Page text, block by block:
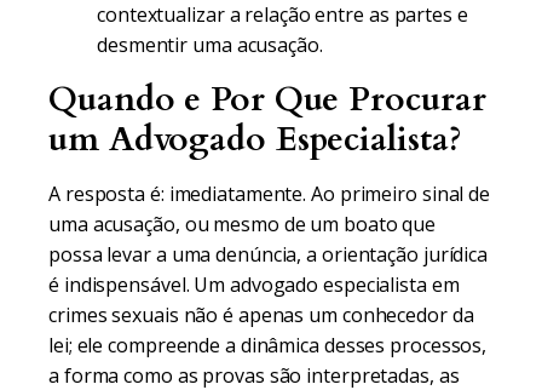
contextualizar a relação entre as partes e
desmentir uma acusação.
Quando e Por Que Procurar
um Advogado Especialista?
A resposta é: imediatamente. Ao primeiro sinal de
uma acusação, ou mesmo de um boato que
possa levar a uma denúncia, a orientação jurídica
é indispensável. Um advogado especialista em
crimes sexuais não é apenas um conhecedor da
lei; ele compreende a dinâmica desses processos,
a forma como as provas são interpretadas, as